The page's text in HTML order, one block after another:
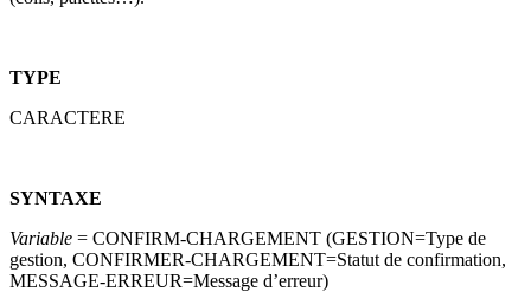
TYPE
CARACTERE
SYNTAXE
Variable = CONFIRM-CHARGEMENT (GESTION=Type de
gestion, CONFIRMER-CHARGEMENT=Statut de confirmation,
MESSAGE-ERREUR=Message d’erreur)